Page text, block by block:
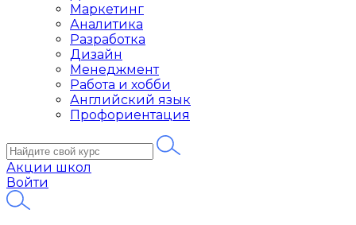
Маркетинг
Аналитика
Разработка
Дизайн
Менеджмент
Работа и хобби
Английский язык
Профориентация
Акции школ
Войти